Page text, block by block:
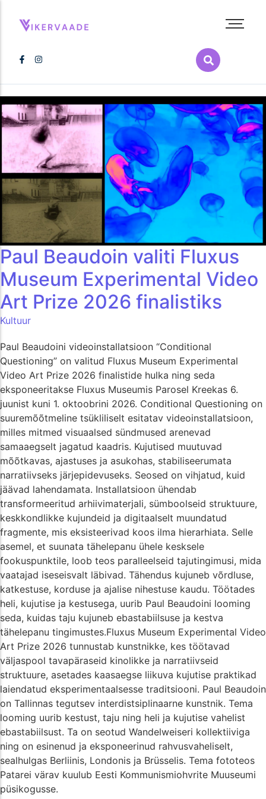
Abieluvõrdsus
Kultuur
LGBT+ film
LGBT+ raamat
Melu
Poliitika
Pride
Tervis
Vikerkaarepere
Paul Beaudoin valiti Fluxus
Museum Experimental Video
Art Prize 2026 finalistiks
Kultuur
Paul Beaudoini videoinstallatsioon “Conditional
Questioning” on valitud Fluxus Museum Experimental
Video Art Prize 2026 finalistide hulka ning seda
eksponeeritakse Fluxus Museumis Parosel Kreekas 6.
juunist kuni 1. oktoobrini 2026. Conditional Questioning on
suuremõõtmeline tsükliliselt esitatav videoinstallatsioon,
milles mitmed visuaalsed sündmused arenevad
samaaegselt jagatud kaadris. Kujutised muutuvad
mõõtkavas, ajastuses ja asukohas, stabiliseerumata
narratiivseks järjepidevuseks. Seosed on vihjatud, kuid
jäävad lahendamata. Installatsioon ühendab
transformeeritud arhiivimaterjali, sümboolseid struktuure,
keskkondlikke kujundeid ja digitaalselt muundatud
fragmente, mis eksisteerivad koos ilma hierarhiata. Selle
asemel, et suunata tähelepanu ühele kesksele
fookuspunktile, loob teos paralleelseid tajutingimusi, mida
vaatajad iseseisvalt läbivad. Tähendus kujuneb võrdluse,
katkestuse, korduse ja ajalise nihestuse kaudu. Töötades
heli, kujutise ja kestusega, uurib Paul Beaudoini looming
seda, kuidas taju kujuneb ebastabiilsuse ja kestva
tähelepanu tingimustes.Fluxus Museum Experimental Video
Art Prize 2026 tunnustab kunstnikke, kes töötavad
väljaspool tavapäraseid kinolikke ja narratiivseid
struktuure, asetades kaasaegse liikuva kujutise praktikad
laiendatud eksperimentaalsesse traditsiooni. Paul Beaudoin
on Tallinnas tegutsev interdistsiplinaarne kunstnik. Tema
looming uurib kestust, taju ning heli ja kujutise vahelist
ebastabiilsust. Ta on seotud Wandelweiseri kollektiiviga
ning on esinenud ja eksponeerinud rahvusvaheliselt,
sealhulgas Berliinis, Londonis ja Brüsselis. Tema fototeos
Patarei värav kuulub Eesti Kommunismiohvrite Muuseumi
püsikogusse.